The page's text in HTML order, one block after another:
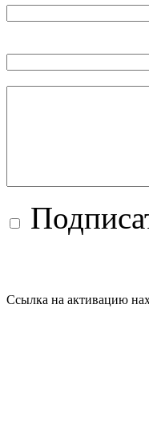
Ссылка на активацию